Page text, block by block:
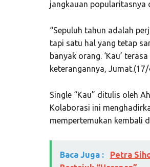
jangkauan popularitasnya
“Sepuluh tahun adalah
tapi satu hal yang tetap
banyak orang. ‘Kau’
keterangannya, Jumat.(17/
Single “Kau” ditulis oleh
Kolaborasi ini
mempertemukan kembali
Baca Juga :
Petra